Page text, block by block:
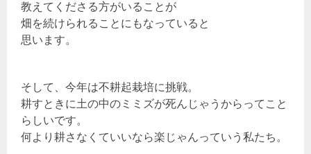
教えてくださる方がいることが
畑を続けられることにもなっていると
思います。
そして、今年は不耕起栽培に挑戦。
耕すときに土の中のミミズが死んじゃうからってこと
らしいです。
何より耕さなくていいなら楽じゃんっていう私たち。